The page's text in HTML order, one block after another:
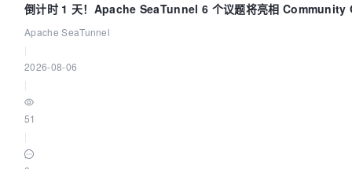
倒计时 1 天！Apache SeaTunnel 6 个议题将亮相 Community
Code Asia 2026
Apache SeaTunnel
2026-08-06
51